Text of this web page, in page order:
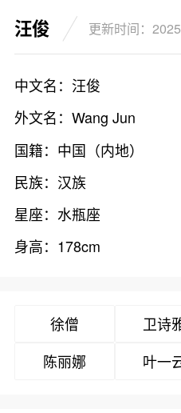
汪俊 更新时间：
中文名：汪俊
外文名：Wang Jun
国籍：中国（内地）
民族：汉族
星座：水瓶座
身高：178cm
徐僧 卫诗
陈丽娜
叶一